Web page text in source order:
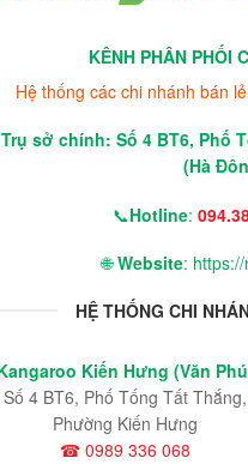
KÊNH PHÂN PHỐI
Hệ thống các chi nhánh bán
Trụ sở chính: Số 4 BT6, Phố
(Hà
📞Hotline:
🌐Website:
HỆ THỐNG CHI
Kiến Hưng (Văn
Số 4 BT6, Phố Tống Tất Thắng,
Phường Kiến Hưng
☎ 0989 336 068